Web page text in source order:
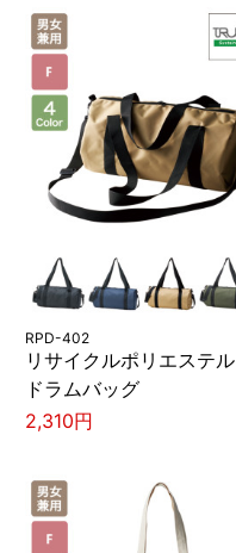
RPD-402
リサイクルポリエステル
ドラムバッグ
2,310円